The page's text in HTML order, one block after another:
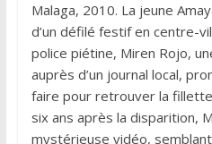
Malaga, 2010. La jeune
d’un défilé festif en centre-
police piétine, Miren Rojo,
auprès d’un journal local,
faire pour retrouver la
six ans après la disparition,
mystérieuse vidéo,